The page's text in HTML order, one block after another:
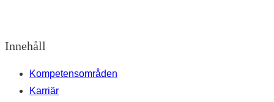
Innehåll
Kompetensområden
Karriär